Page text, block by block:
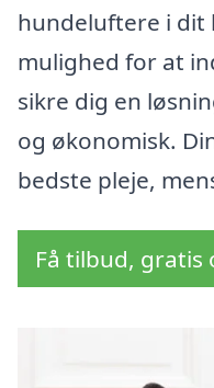
hundeluftere i dit
mulighed for at
sikre dig en
og økonomisk.
bedste pleje,
Få tilbud,